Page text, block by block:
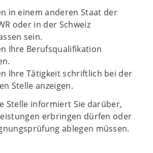
in einem anderen Staat der
oder in der Schweiz
sein.
Ihre Berufsqualifikation
Ihre Tätigkeit schriftlich bei der
Stelle anzeigen.
Stelle informiert Sie darüber,
erbringen dürfen oder
ablegen müssen.